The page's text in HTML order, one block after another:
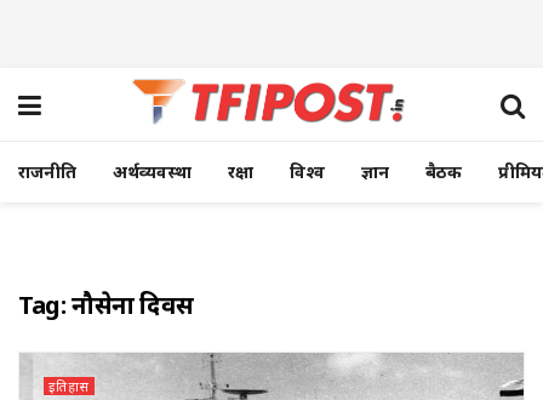
राजनीति अर्थव्यवस्था रक्षा विश्व ज्ञान बैठक
Tag:नौसेना दिवस
इतिहास